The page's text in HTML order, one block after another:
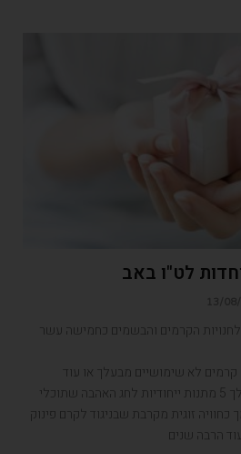
הקרמים והבשמים כחמישה עשר
לא שימושיים מבעלך או עוד
שרשרת לאוסף, מצאנו בשבילך 5 מתנות ייחודיות לחג האהבה שתוכלי
כחוויה זוגית מקרבת שבניגוד לקרם פינוק
הרבה שנים